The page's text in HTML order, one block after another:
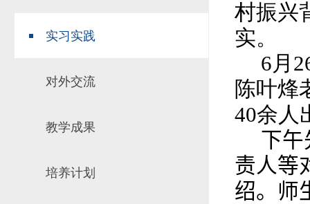
实习实践
对外交流
教学成果
培养计划
村振兴
实。
6 月
陈叶烽
40余人
下午
责人等
绍。师